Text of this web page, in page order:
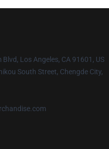
Los Angeles, CA 91601, US
South Street, Chengde City,